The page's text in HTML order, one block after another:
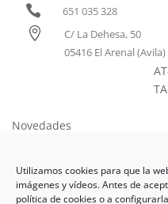
Utilizamos cookies para que la
imágenes y vídeos. Antes de
política de cookies o a
 651 035 328

C/ La Dehesa, 50
05416 El Arenal (Avila)
Novedades
Tarifas